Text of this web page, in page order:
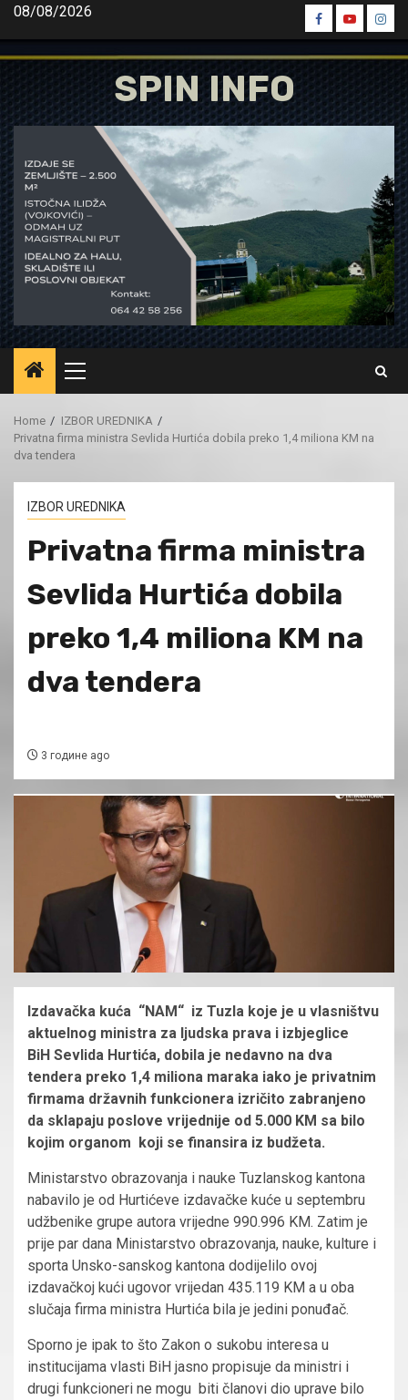
Skip
content
08/08/2026
Spin
Facebook
Spin
Youtube
Spin
SPIN INFO
Primary
Menu
Home
IZBOR UREDNIKA
Privatna firma ministra Sevlida Hurtića dobila preko 1,4 miliona KM na
dva tendera
IZBOR UREDNIKA
Privatna firma ministra
Sevlida Hurtića dobila
preko 1,4 miliona KM na
dva tendera
3 године ago
Izdavačka kuća “NAM“ iz Tuzla koje je u vlasništvu
aktuelnog ministra za ljudska prava i izbjeglice
BiH Sevlida Hurtića, dobila je nedavno na dva
tendera preko 1,4 miliona maraka iako je privatnim
firmama državnih funkcionera izričito zabranjeno
da sklapaju poslove vrijednije od 5.000 KM sa bilo
kojim organom koji se finansira iz budžeta.
Ministarstvo obrazovanja i nauke Tuzlanskog kantona
nabavilo je od Hurtićeve izdavačke kuće u septembru
udžbenike grupe autora vrijedne 990.996 KM. Zatim je
prije par dana Ministarstvo obrazovanja, nauke, kulture i
sporta Unsko-sanskog kantona dodijelilo ovoj
izdavačkoj kući ugovor vrijedan 435.119 KM a u oba
slučaja firma ministra Hurtića bila je jedini ponuđač.
Sporno je ipak to što Zakon o sukobu interesa u
institucijama vlasti BiH jasno propisuje da ministri i
drugi funkcioneri ne mogu biti članovi dio uprave bilo